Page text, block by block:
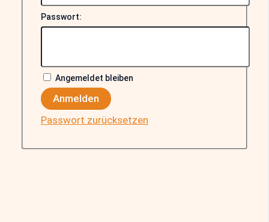
Passwort:
Angemeldet bleiben
Anmelden
Passwort zurücksetzen